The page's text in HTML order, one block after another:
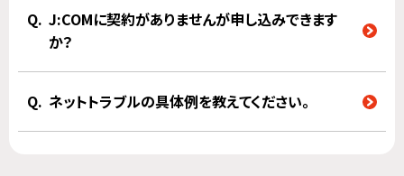
J:COMに契約がありませんが申し込みできます
か？
ネットトラブルの具体例を教えてください。